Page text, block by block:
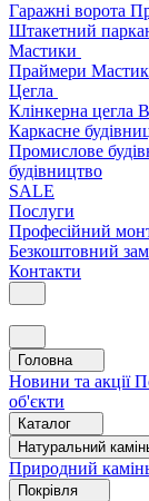
Гаражні ворота
Штакетний
Мастики
Праймери
Цегла
Клінкерна цегла
Каркасне
Промислове
будівництво
SALE
Послуги
Професійний
Безкоштовний
Контакти
Головна
Новини та акції
об'єкти
Каталог
Натуральний
Природний
Покрівля